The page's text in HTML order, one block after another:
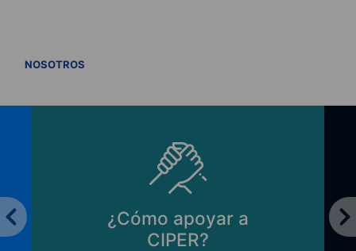
NOSOTROS
¿Cómo apoyar a
CIPER?